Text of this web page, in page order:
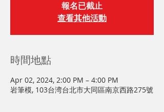
報名已截止
查看其他活動
時間地點
Apr 02, 2024, 2:00 PM – 4:00 PM
岩筆模, 103台湾台北市大同區南京西路275號